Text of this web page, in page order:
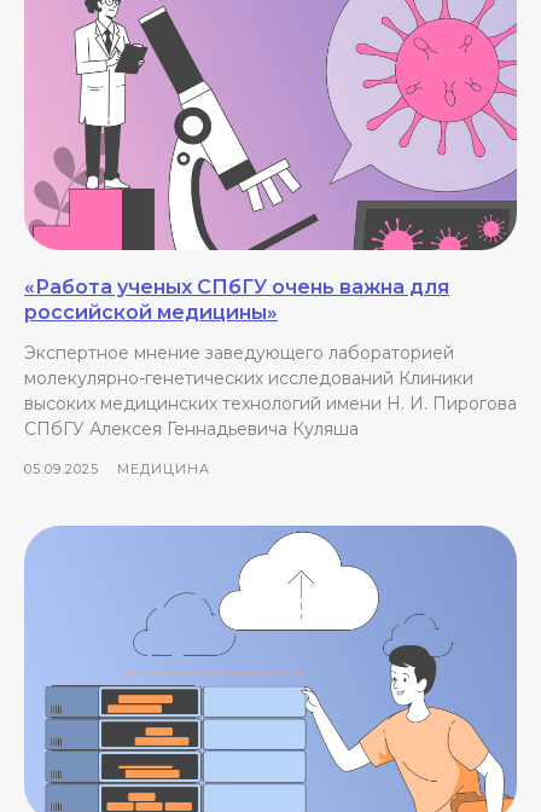
«Работа ученых СПбГУ очень важна для
российской медицины»
Экспертное мнение заведующего лабораторией
молекулярно-генетических исследований Клиники
высоких медицинских технологий имени Н. И. Пирогова
СПбГУ Алексея Геннадьевича Куляша
05.09.2025 МЕДИЦИНА